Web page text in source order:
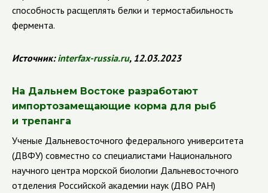
способность расщеплять белки и термостабильность
фермента.
Источник: interfax-russia.ru, 12.03.2023
На Дальнем Востоке разработают
импортозамещающие корма для рыб
и трепанга
Ученые Дальневосточного федерального университета
(ДВФУ) совместно со специалистами Национального
научного центра морской биологии Дальневосточного
отделения Российской академии наук (ДВО РАН)